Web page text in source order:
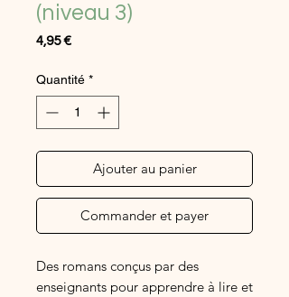
(niveau 3)
4,95 €Prix
Quantité *
Ajouter au panier
Commander et payer
Des romans conçus par des
enseignants pour apprendre à lire et